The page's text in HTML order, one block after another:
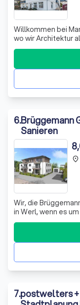
Willkommen bei
wo wir Architektur
zwischen Bauherrn
Gründung im Jahr
weiterentwickelt,
zeitgemäße
6.Brüggemann
Sanieren
Wir, die
in Werl, wenn es
Sanierung von
Jahren Erfahrung
spezialisiert,
höchsten
place
7.postwelters